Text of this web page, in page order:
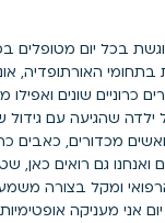
בכל יום מטופלים
האורתופדיה,
שונים ואפילו
שהגיעה עם גידול
מכדורים, כאבים
ואנחנו גם רואים כאן,
ומקל בצורה
אני מעניקה